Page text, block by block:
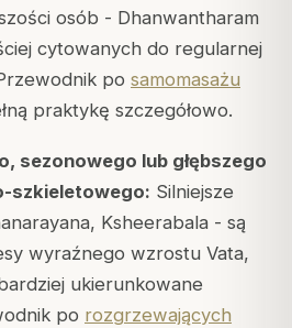
osób - Dhanwantharam
cytowanych do regularnej
po samomasażu
praktykę szczegółowo.
sezonowego lub głębszego
szkieletowego: Silniejsze
Ksheerabala - są
wyraźnego wzrostu Vata,
ukierunkowane
po rozgrzewających